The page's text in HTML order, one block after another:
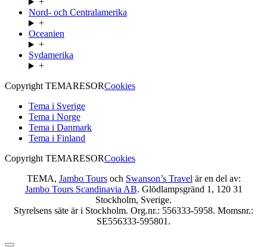
Nord- och Centralamerika
+
Oceanien
+
Sydamerika
+
Copyright TEMARESORCookies
Tema i Sverige
Tema i Norge
Tema i Danmark
Tema i Finland
Copyright TEMARESORCookies
TEMA, Jambo Toursoch Swanson’s Travelär en del av:
Jambo Tours Scandinavia AB. Glödlampsgränd 1, 120 31
Stockholm, Sverige.
Styrelsens säte är i Stockholm. Org.nr.: 556333-5958. Momsnr.:
SE556333-595801.